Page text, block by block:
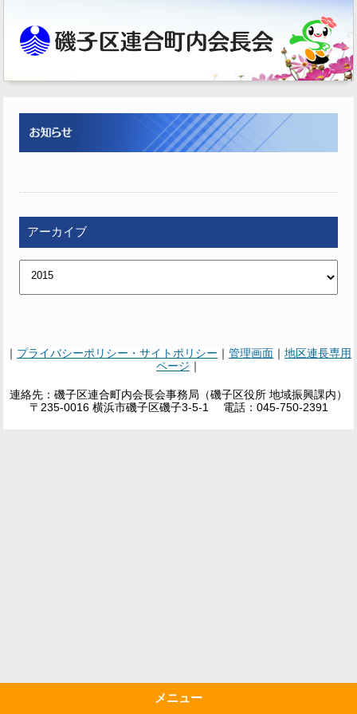
アーカイブ
｜ プライバシーポリシー・サイトポリシー ｜ 管理画面 ｜ 地区連長専用
ページ ｜
連絡先：磯子区連合町内会長会事務局（磯子区役所 地域振興課内）
〒235-0016 横浜市磯子区磯子3-5-1 電話：045-750-2391
メニュー